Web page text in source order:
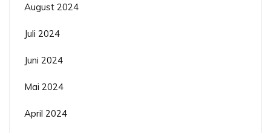
August 2024
Juli 2024
Juni 2024
Mai 2024
April 2024